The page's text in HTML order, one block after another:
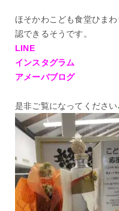
ほそかわこども食堂ひま
認できるそうです。
LINE
インスタグラム
アメーバブログ
是非ご覧になってください